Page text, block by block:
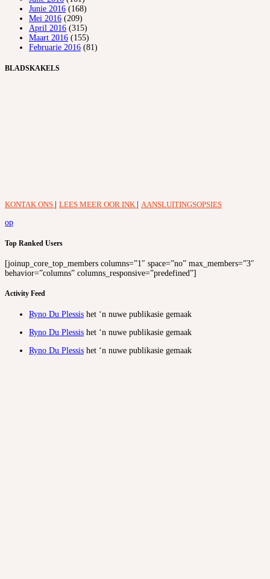
Junie 2016 (168)
Mei 2016 (209)
April 2016 (315)
Maart 2016 (155)
Februarie 2016 (81)
BLADSKAKELS
KONTAK ONS LEES MEER OOR INK
AANSLUITINGSOPSIES
op
Top Ranked Users
[joinup_core_top_members columns=”1″ space=”no” max_members=”3″
behavior=”columns” columns_responsive=”predefined”]
Activity Feed
Ryno Du Plessis het ‘n nuwe publikasie gemaak
Ryno Du Plessis het ‘n nuwe publikasie gemaak
Ryno Du Plessis het ‘n nuwe publikasie gemaak